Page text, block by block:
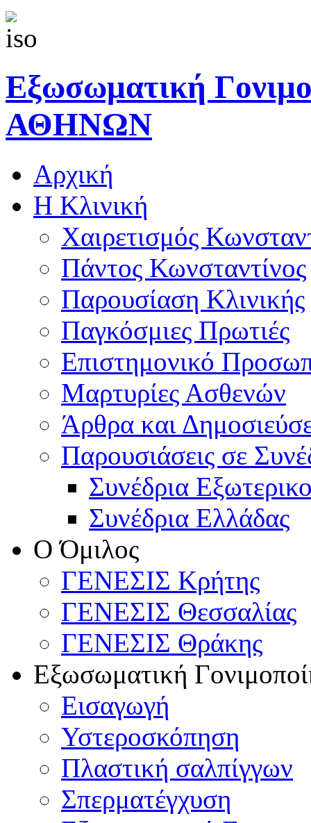
Εξωσωματική
ΑΘΗΝΩΝ
Αρχική
Η Κλινική
Χαιρετισμός
Πάντος Κωνσταντίνος
Παρουσίαση Κλινικής
Παγκόσμιες Πρωτιές
Επιστημονικό
Μαρτυρίες Ασθενών
Άρθρα και
Παρουσιάσεις σε
Συνέδρια
Συνέδρια Ελλάδας
Ο Όμιλος
ΓΕΝΕΣΙΣ Κρήτης
ΓΕΝΕΣΙΣ Θεσσαλίας
ΓΕΝΕΣΙΣ Θράκης
Εξωσωματική
Εισαγωγή
Υστεροσκόπηση
Πλαστική σαλπίγγων
Σπερματέγχυση